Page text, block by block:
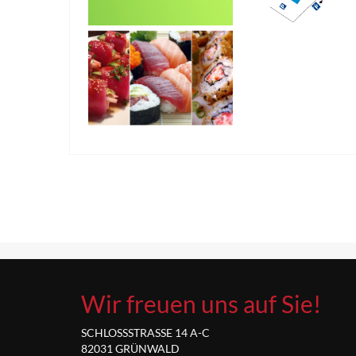
Wir freuen uns auf Sie!
SCHLOSSSTRASSE 14 A-C
82031 GRÜNWALD